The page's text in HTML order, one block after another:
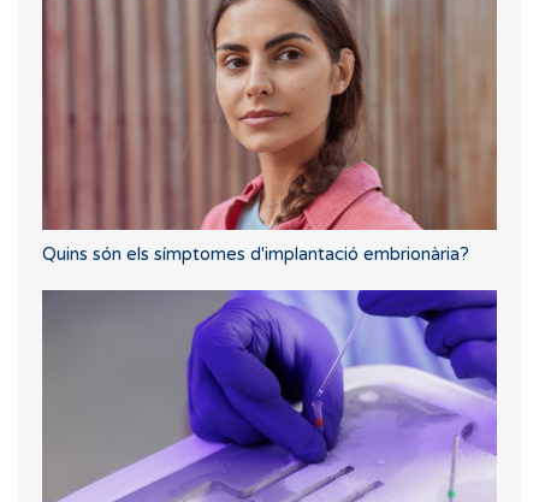
Quins són els símptomes d'implantació embrionària?